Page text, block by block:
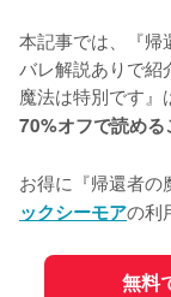
本記事では、『帰
バレ解説ありで紹
魔法は特別です』
70%オフで読める
お得に『帰還者の
ックシーモアの利
無料